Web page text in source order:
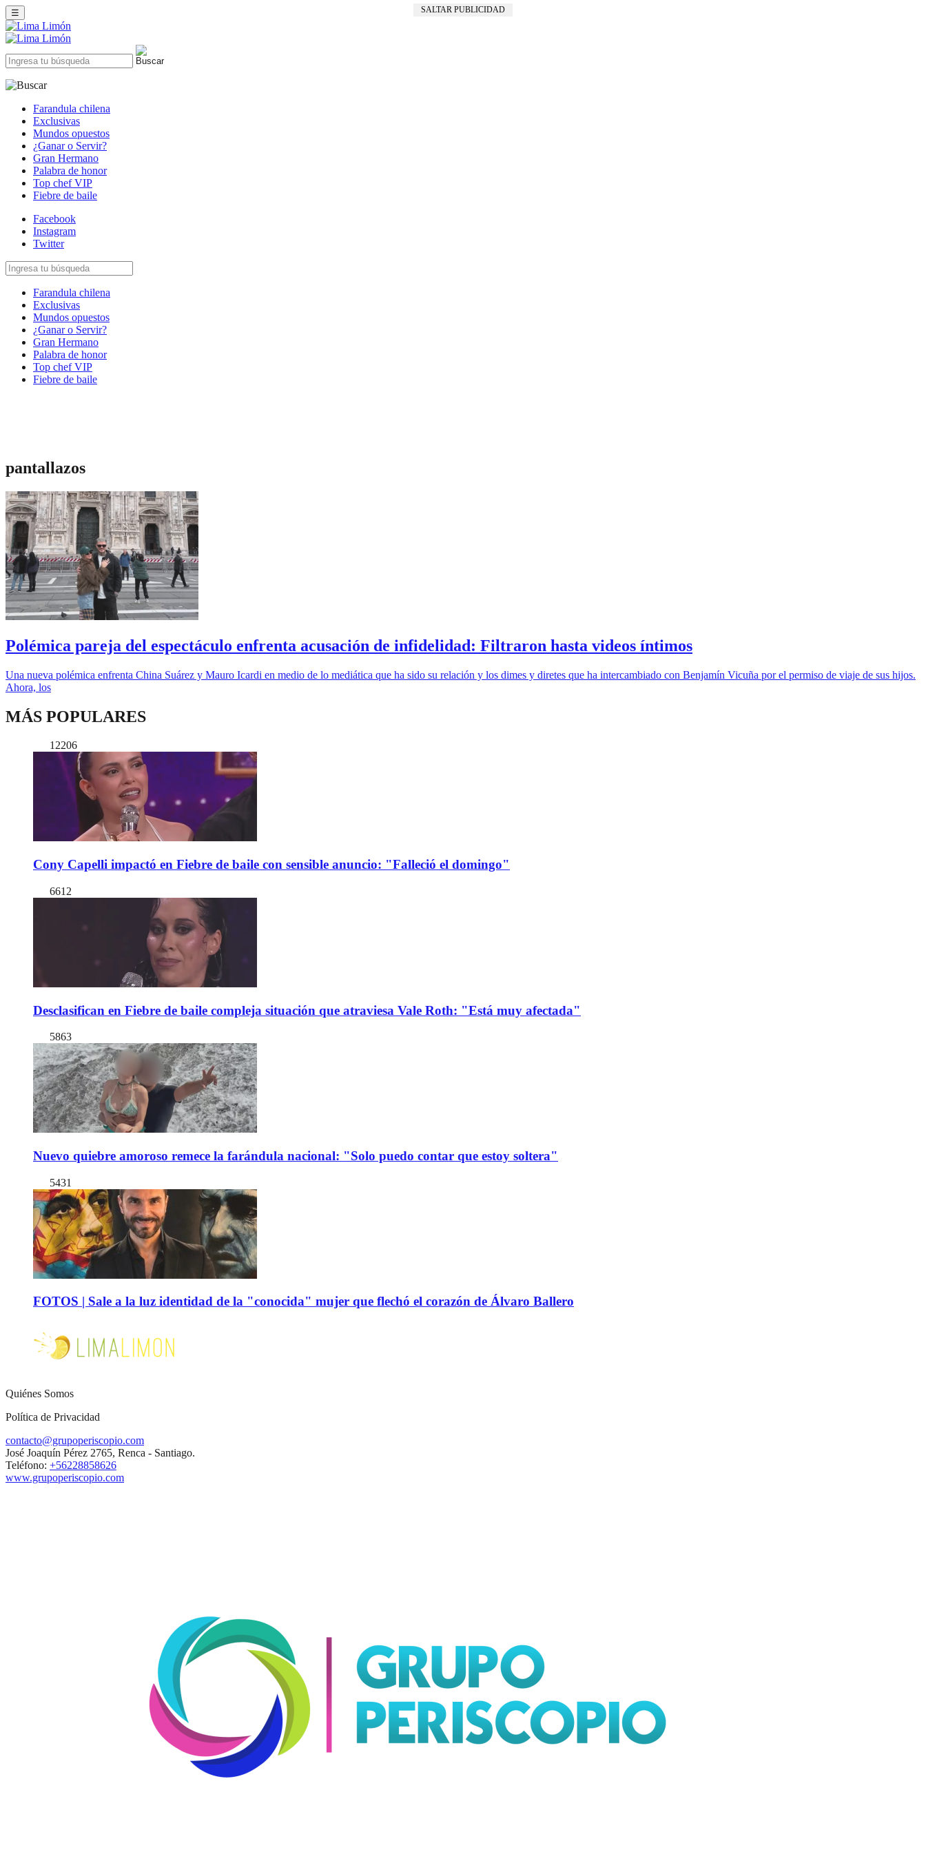
SALTAR PUBLICIDAD
☰
Farandula chilena
Exclusivas
Mundos opuestos
¿Ganar o Servir?
Gran Hermano
Palabra de honor
Top chef VIP
Fiebre de baile
Facebook
Instagram
Twitter
Farandula chilena
Exclusivas
Mundos opuestos
¿Ganar o Servir?
Gran Hermano
Palabra de honor
Top chef VIP
Fiebre de baile
pantallazos
Polémica pareja del espectáculo enfrenta acusación de infidelidad: Filtraron hasta videos íntimos
Una nueva polémica enfrenta China Suárez y Mauro Icardi en medio de lo mediática que ha sido su relación y los dimes y diretes que ha intercambiado con Benjamín Vicuña por el permiso de viaje de sus hijos.
Ahora, los
MÁS POPULARES
12206
Cony Capelli impactó en Fiebre de baile con sensible anuncio: "Falleció el domingo"
6612
Desclasifican en Fiebre de baile compleja situación que atraviesa Vale Roth: "Está muy afectada"
5863
Nuevo quiebre amoroso remece la farándula nacional: "Solo puedo contar que estoy soltera"
5431
FOTOS | Sale a la luz identidad de la "conocida" mujer que flechó el corazón de Álvaro Ballero
Quiénes Somos
Política de Privacidad
contacto@grupoperiscopio.com
José Joaquín Pérez 2765, Renca - Santiago.
Teléfono: +56228858626
www.grupoperiscopio.com